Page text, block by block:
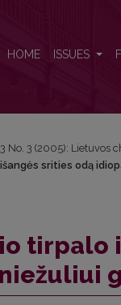
HOME ISSUES
No. 3 (2005): Lietuvos
srities odą
tirpalo